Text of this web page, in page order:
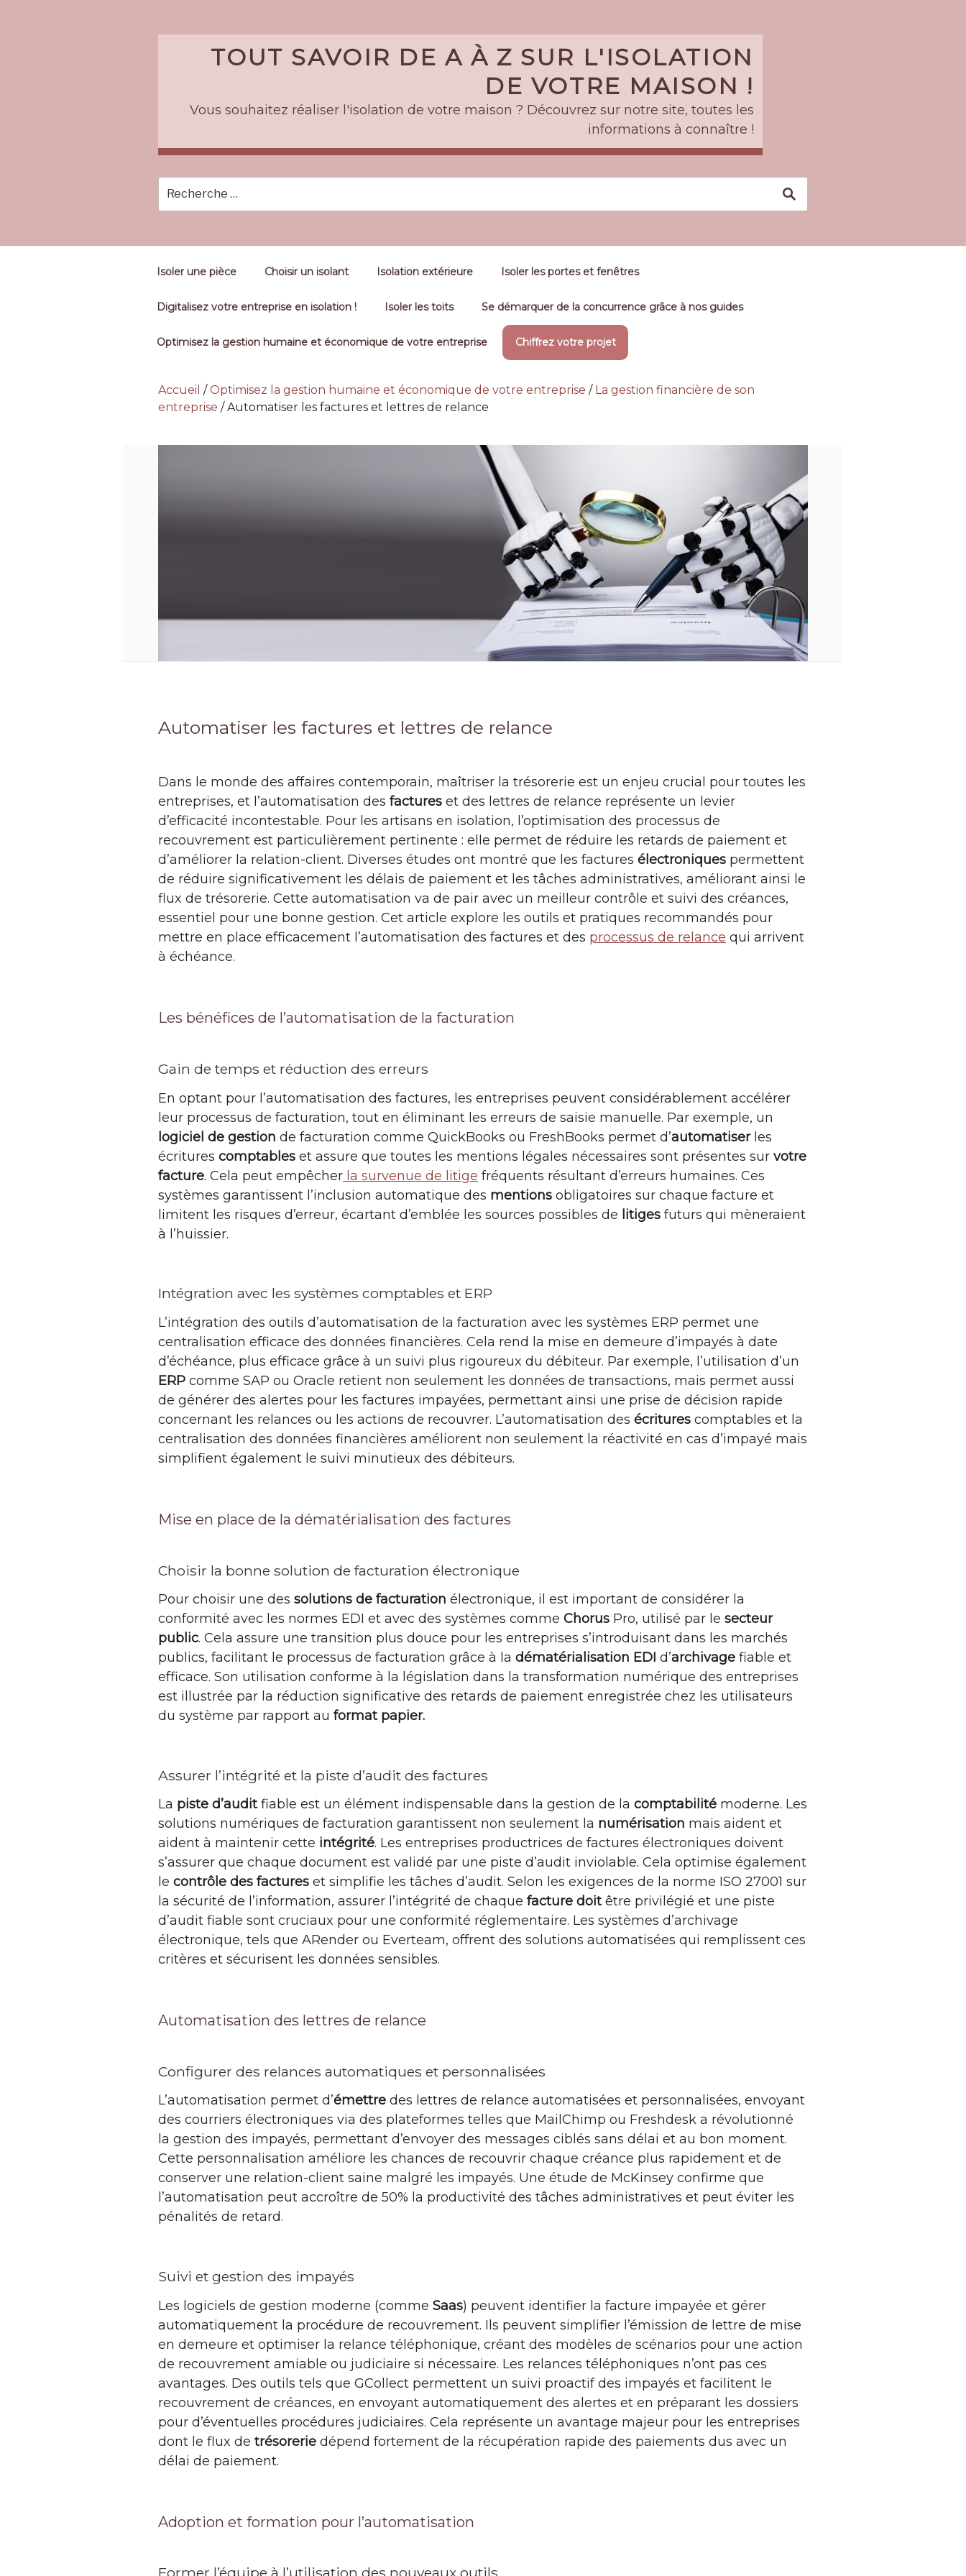
TOUT SAVOIR DE A À Z SUR L'ISOLATION
DE VOTRE MAISON !
Vous souhaitez réaliser l'isolation de votre maison ? Découvrez sur notre site, toutes les
informations à connaître !
Isoler une pièce Choisir un isolant Isolation extérieure Isoler les portes et fenêtres
Digitalisez votre entreprise en isolation ! Isoler les toits Se démarquer de la concurrence grâce à nos guides
Optimisez la gestion humaine et économique de votre entreprise Chiffrez votre projet
Accueil / Optimisez la gestion humaine et économique de votre entreprise / La gestion financière de son
entreprise / Automatiser les factures et lettres de relance
Automatiser les factures et lettres de relance
Dans le monde des affaires contemporain, maîtriser la trésorerie est un enjeu crucial pour toutes les
entreprises, et l’automatisation des factures et des lettres de relance représente un levier
d’efficacité incontestable. Pour les artisans en isolation, l’optimisation des processus de
recouvrement est particulièrement pertinente : elle permet de réduire les retards de paiement et
d’améliorer la relation-client. Diverses études ont montré que les factures électroniques permettent
de réduire significativement les délais de paiement et les tâches administratives, améliorant ainsi le
flux de trésorerie. Cette automatisation va de pair avec un meilleur contrôle et suivi des créances,
essentiel pour une bonne gestion. Cet article explore les outils et pratiques recommandés pour
mettre en place efficacement l’automatisation des factures et des processus de relance qui arrivent
à échéance.
Les bénéfices de l’automatisation de la facturation
Gain de temps et réduction des erreurs
En optant pour l’automatisation des factures, les entreprises peuvent considérablement accélérer
leur processus de facturation, tout en éliminant les erreurs de saisie manuelle. Par exemple, un
logiciel de gestion de facturation comme QuickBooks ou FreshBooks permet d’automatiserles
écritures comptables et assure que toutes les mentions légales nécessaires sont présentes sur votre
facture. Cela peut empêcher la survenue de litige fréquents résultant d’erreurs humaines. Ces
systèmes garantissent l’inclusion automatique des mentions obligatoires sur chaque facture et
limitent les risques d’erreur, écartant d’emblée les sources possibles de litiges futurs qui mèneraient
à l’huissier.
Intégration avec les systèmes comptables et ERP
L’intégration des outils d’automatisation de la facturation avec les systèmes ERP permet une
centralisation efficace des données financières. Cela rend la mise en demeure d’impayés à date
d’échéance, plus efficace grâce à un suivi plus rigoureux du débiteur. Par exemple, l’utilisation d’un
ERP comme SAP ou Oracle retient non seulement les données de transactions, mais permet aussi
de générer des alertes pour les factures impayées, permettant ainsi une prise de décision rapide
concernant les relances ou les actions de recouvrer. L’automatisation des écritures comptables et la
centralisation des données financières améliorent non seulement la réactivité en cas d’impayé mais
simplifient également le suivi minutieux des débiteurs.
Mise en place de la dématérialisation des factures
Choisir la bonne solution de facturation électronique
Pour choisir une des solutions de facturation électronique, il est important de considérer la
conformité avec les normes EDI et avec des systèmes comme Chorus Pro, utilisé par le secteur
public. Cela assure une transition plus douce pour les entreprises s’introduisant dans les marchés
publics, facilitant le processus de facturation grâce à la dématérialisation EDI d’archivage fiable et
efficace. Son utilisation conforme à la législation dans la transformation numérique des entreprises
est illustrée par la réduction significative des retards de paiement enregistrée chez les utilisateurs
du système par rapport au format papier.
Assurer l’intégrité et la piste d’audit des factures
La piste d’auditfiable est un élément indispensable dans la gestion de la comptabilité moderne. Les
solutions numériques de facturation garantissent non seulement la numérisation mais aident et
aident à maintenir cette intégrité. Les entreprises productrices de factures électroniques doivent
s’assurer que chaque document est validé par une piste d’audit inviolable. Cela optimise également
le contrôle des factures et simplifie les tâches d’audit. Selon les exigences de la norme ISO 27001 sur
la sécurité de l’information, assurer l’intégrité de chaque facture doitêtre privilégié et une piste
d’audit fiable sont cruciaux pour une conformité réglementaire. Les systèmes d’archivage
électronique, tels que ARender ou Everteam, offrent des solutions automatisées qui remplissent ces
critères et sécurisent les données sensibles.
Automatisation des lettres de relance
Configurer des relances automatiques et personnalisées
L’automatisation permet d’émettre des lettres de relance automatisées et personnalisées, envoyant
des courriers électroniques via des plateformes telles que MailChimp ou Freshdesk a révolutionné
la gestion des impayés, permettant d’envoyer des messages ciblés sans délai et au bon moment.
Cette personnalisation améliore les chances de recouvrir chaque créance plus rapidement et de
conserver une relation-client saine malgré les impayés. Une étude de McKinsey confirme que
l’automatisation peut accroître de 50% la productivité des tâches administratives et peut éviter les
pénalités de retard.
Suivi et gestion des impayés
Les logiciels de gestion moderne (comme Saas) peuvent identifier la facture impayée et gérer
automatiquement la procédure de recouvrement. Ils peuvent simplifier l’émission de lettre de mise
en demeure et optimiser la relance téléphonique, créant des modèles de scénarios pour une action
de recouvrement amiable ou judiciaire si nécessaire. Les relances téléphoniques n’ont pas ces
avantages. Des outils tels que GCollect permettent un suivi proactif des impayés et facilitent le
recouvrement de créances, en envoyant automatiquement des alertes et en préparant les dossiers
pour d’éventuelles procédures judiciaires. Cela représente un avantage majeur pour les entreprises
dont le flux de trésorerie dépend fortement de la récupération rapide des paiements dus avec un
délai de paiement.
Adoption et formation pour l’automatisation